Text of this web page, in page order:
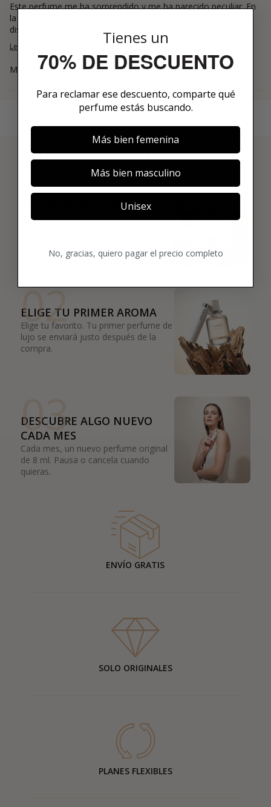
Este perfume me ha sorprendido y me ha parecido peculiar. En
la salida tiene una nota algo chirriante que poco a poco se va
disipando dando paso a not...
Leer más
Maria
3 PASOS PARA HACERTE MIEMBRO
01
ENCUENTRA LO QUE TE
GUSTA
02
ELIGE TU PRIMER AROMA
Elige tu favorito. Tu primer perfume de
lujo se enviará justo después de la
compra.
03
DESCUBRE ALGO NUEVO
CADA MES
Cada mes, un nuevo perfume original
de 8 ml. Pausa o cancela cuando
quieras.
ENVÍO GRATIS
SOLO ORIGINALES
PLANES FLEXIBLES
Tienes un
70% DE DESCUENTO
Para reclamar ese descuento, comparte qué
perfume estás buscando.
Más bien femenina
Más bien masculino
Unisex
No, gracias, quiero pagar el precio completo